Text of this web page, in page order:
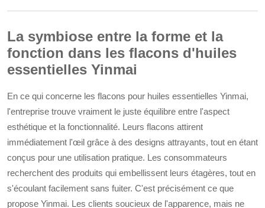
La symbiose entre la forme et la
fonction dans les flacons d'huiles
essentielles Yinmai
En ce qui concerne les flacons pour huiles essentielles Yinmai,
l'entreprise trouve vraiment le juste équilibre entre l'aspect
esthétique et la fonctionnalité. Leurs flacons attirent
immédiatement l'œil grâce à des designs attrayants, tout en étant
conçus pour une utilisation pratique. Les consommateurs
recherchent des produits qui embellissent leurs étagères, tout en
s'écoulant facilement sans fuiter. C'est précisément ce que
propose Yinmai. Les clients soucieux de l'apparence, mais ne